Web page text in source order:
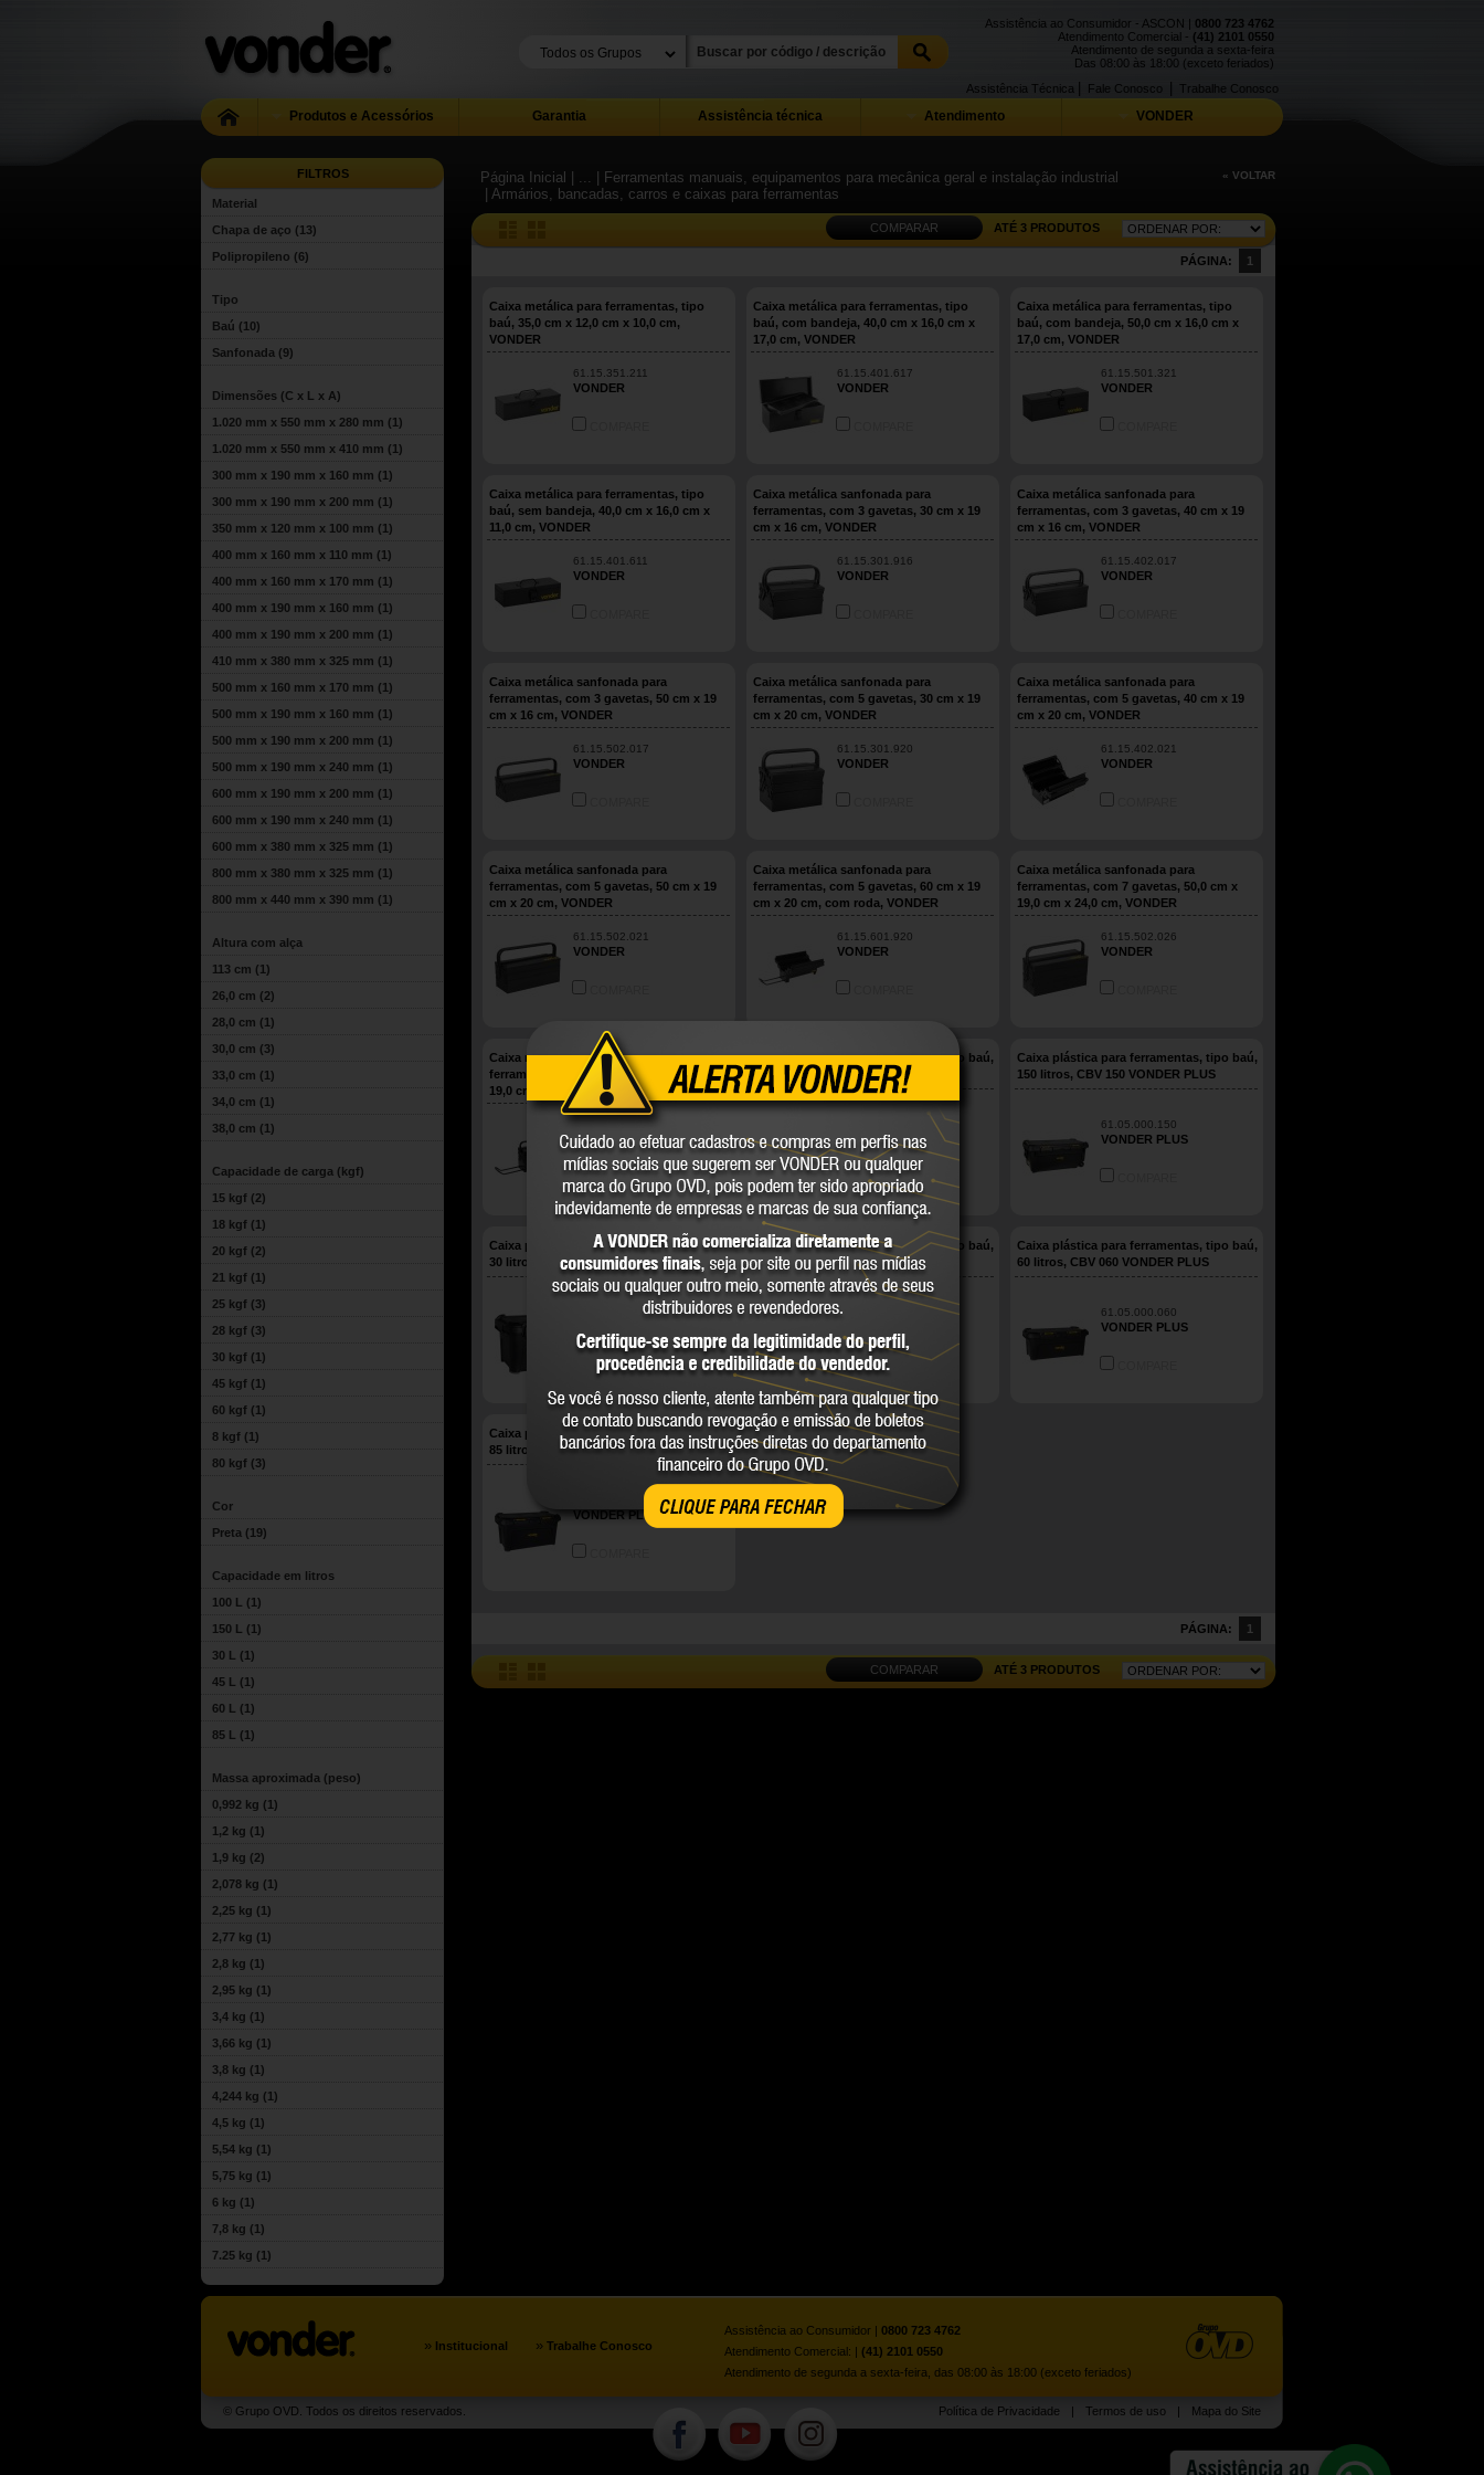
CLIQUE PARA FECHAR
Assistência ao Consumidor - ASCON | 0800 723 4762
Atendimento Comercial - (41) 2101 0550
Atendimento de segunda a sexta-feira
Das 08:00 às 18:00 (exceto feriados)
Trabalhe Conosco
Fale Conosco
Assistência Técnica
Produtos e Acessórios Garantia Assistência técnica Atendimento VONDER
FILTROS
Material
Chapa de aço (13)
Polipropileno (6)
Tipo
Baú (10)
Sanfonada (9)
Dimensões (C x L x A)
1.020 mm x 550 mm x 280 mm (1)
1.020 mm x 550 mm x 410 mm (1)
300 mm x 190 mm x 160 mm (1)
300 mm x 190 mm x 200 mm (1)
350 mm x 120 mm x 100 mm (1)
400 mm x 160 mm x 110 mm (1)
400 mm x 160 mm x 170 mm (1)
400 mm x 190 mm x 160 mm (1)
400 mm x 190 mm x 200 mm (1)
410 mm x 380 mm x 325 mm (1)
500 mm x 160 mm x 170 mm (1)
500 mm x 190 mm x 160 mm (1)
500 mm x 190 mm x 200 mm (1)
500 mm x 190 mm x 240 mm (1)
600 mm x 190 mm x 200 mm (1)
600 mm x 190 mm x 240 mm (1)
600 mm x 380 mm x 325 mm (1)
800 mm x 380 mm x 325 mm (1)
800 mm x 440 mm x 390 mm (1)
Altura com alça
113 cm (1)
26,0 cm (2)
28,0 cm (1)
30,0 cm (3)
33,0 cm (1)
34,0 cm (1)
38,0 cm (1)
Capacidade de carga (kgf)
15 kgf (2)
18 kgf (1)
20 kgf (2)
21 kgf (1)
25 kgf (3)
28 kgf (3)
30 kgf (1)
45 kgf (1)
60 kgf (1)
8 kgf (1)
80 kgf (3)
Cor
Preta (19)
Capacidade em litros
100 L
(1)
150 L
(1)
30 L
(1)
45 L
(1)
60 L
(1)
85 L
(1)
Massa aproximada (peso)
0,992 kg (1)
1,2 kg (1)
1,9 kg (2)
2,078 kg (1)
2,25 kg (1)
2,77 kg (1)
2,8 kg (1)
2,95 kg (1)
3,4 kg (1)
3,66 kg (1)
3,8 kg (1)
4,244 kg (1)
4,5 kg (1)
5,54 kg (1)
5,75 kg (1)
6 kg (1)
7,8 kg (1)
7.25 kg (1)
Página Inicial | ...
| Ferramentas manuais, equipamentos para mecânica geral e instalação industrial
| Armários, bancadas, carros e caixas para ferramentas
« VOLTAR
COMPARAR ATÉ 3 PRODUTOS
PÁGINA: 1
Caixa metálica para ferramentas, tipo
baú, 35,0 cm x 12,0 cm x 10,0 cm,
VONDER
61.15.351.211
VONDER
Caixa metálica para ferramentas, tipo
baú, com bandeja, 40,0 cm x 16,0 cm x
17,0 cm, VONDER
61.15.401.617
VONDER
Caixa metálica para ferramentas, tipo
baú, com bandeja, 50,0 cm x 16,0 cm x
17,0 cm, VONDER
61.15.501.321
VONDER
Caixa metálica para ferramentas, tipo
baú, sem bandeja, 40,0 cm x 16,0 cm x
11,0 cm, VONDER
61.15.401.611
VONDER
Caixa metálica sanfonada para
ferramentas, com 3 gavetas, 30 cm x 19
cm x 16 cm, VONDER
61.15.301.916
VONDER
Caixa metálica sanfonada para
ferramentas, com 3 gavetas, 40 cm x 19
cm x 16 cm, VONDER
61.15.402.017
VONDER
Caixa metálica sanfonada para
ferramentas, com 3 gavetas, 50 cm x 19
cm x 16 cm, VONDER
61.15.502.017
VONDER
Caixa metálica sanfonada para
ferramentas, com 5 gavetas, 30 cm x 19
cm x 20 cm, VONDER
61.15.301.920
VONDER
Caixa metálica sanfonada para
ferramentas, com 5 gavetas, 40 cm x 19
cm x 20 cm, VONDER
61.15.402.021
VONDER
Caixa metálica sanfonada para
ferramentas, com 5 gavetas, 50 cm x 19
cm x 20 cm, VONDER
61.15.502.021
VONDER
Caixa metálica sanfonada para
ferramentas, com 5 gavetas, 60 cm x 19
cm x 20 cm, com roda, VONDER
61.15.601.920
VONDER
Caixa metálica sanfonada para
ferramentas, com 7 gavetas, 50,0 cm x
19,0 cm x 24,0 cm, VONDER
61.15.502.026
VONDER
Caixa metálica sanfonada para
ferramentas, com 7 gavetas, 60,0 cm x
19,0 cm x 24,0 cm, com roda, VONDER
61.15.601.924
VONDER
COMPARE
Caixa plástica para ferramentas, tipo baú,
100 litros, CBV 100 VONDER PLUS
VONDER PLUS
COMPARE
Caixa plástica para ferramentas, tipo baú,
150 litros, CBV 150 VONDER PLUS
61.05.000.150
VONDER PLUS
Caixa plástica para ferramentas, tipo baú,
30 litros, CBV 030 VONDER PLUS
61.05.000.030
COMPARE
Caixa plástica para ferramentas, tipo baú,
45 litros, CBV 045 VONDER PLUS
61.05.000.045
COMPARE
Caixa plástica para ferramentas, tipo baú,
60 litros, CBV 060 VONDER PLUS
61.05.000.060
VONDER PLUS
Caixa plástica para ferramentas, tipo baú,
85 litros, CBV 085 VONDER PLUS
61.05.000.085
VONDER PLUS
PÁGINA: 1
COMPARAR ATÉ 3 PRODUTOS
» Institucional » Trabalhe Conosco
Assistência ao Consumidor | 0800 723 4762
Atendimento Comercial: | (41) 2101 0550
Atendimento de segunda a sexta-feira, das 08:00 às 18:00 (exceto feriados)
© Grupo OVD. Todos os direitos reservados. Política de Privacidade | Termos de uso | Mapa do Site